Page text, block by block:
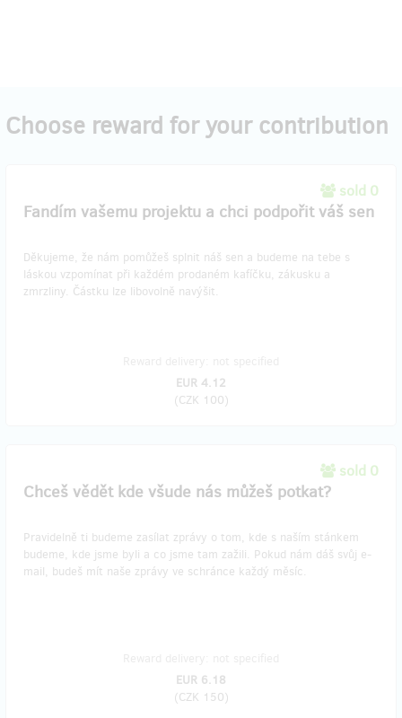
Choose reward for your contribution
sold 0
Fandím vašemu projektu a chci podpořit váš sen
Děkujeme, že nám pomůžeš splnit náš sen a budeme na tebe s
láskou vzpomínat při každém prodaném kafíčku, zákusku a
zmrzliny. Částku lze libovolně navýšit.
EUR 4.12
(CZK 100)
sold 0
Chceš vědět kde všude nás můžeš potkat?
Pravidelně ti budeme zasílat zprávy o tom, kde s naším stánkem
budeme, kde jsme byli a co jsme tam zažili. Pokud nám dáš svůj e-
mail, budeš mít naše zprávy ve schránce každý měsíc.
EUR 6.18
(CZK 150)